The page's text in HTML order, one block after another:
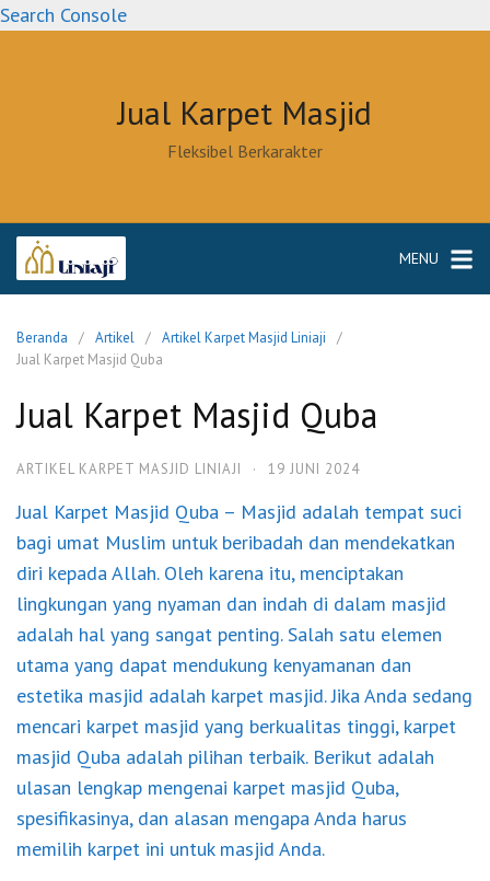
Search ConsoleLangsung
Jual Karpet Masjid
Fleksibel Berkarakter
MENU
Beranda Artikel
Artikel Karpet Masjid Liniaji
Jual Karpet Masjid Quba
Jual Karpet Masjid Quba
ARTIKEL KARPET MASJID LINIAJI · 19 JUNI 2024
Jual Karpet Masjid Quba – Masjid adalah tempat suci
bagi umat Muslim untuk beribadah dan mendekatkan
diri kepada Allah. Oleh karena itu, menciptakan
lingkungan yang nyaman dan indah di dalam masjid
adalah hal yang sangat penting. Salah satu elemen
utama yang dapat mendukung kenyamanan dan
estetika masjid adalah karpet masjid. Jika Anda sedang
mencari karpet masjid yang berkualitas tinggi, karpet
masjid Quba adalah pilihan terbaik. Berikut adalah
ulasan lengkap mengenai karpet masjid Quba,
spesifikasinya, dan alasan mengapa Anda harus
memilih karpet ini untuk masjid Anda.